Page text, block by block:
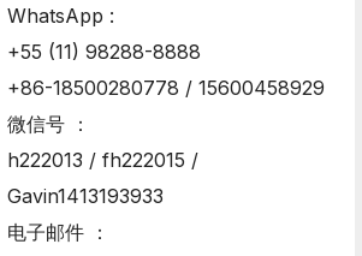
WhatsApp :
+55 (11) 98288-8888
+86-18500280778 / 15600458929
微信号 ：
h222013 / fh222015 /
Gavin1413193933
电子邮件 ：